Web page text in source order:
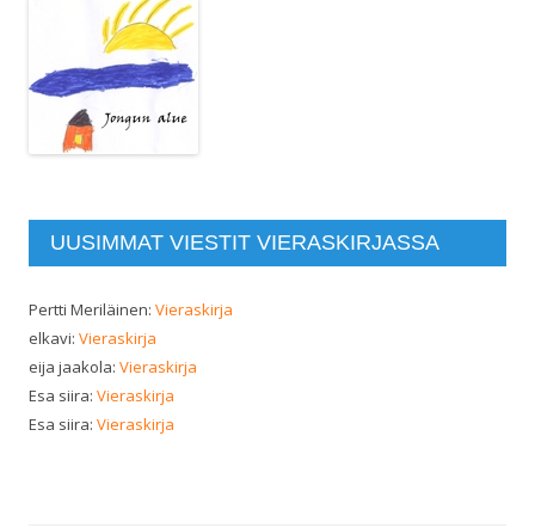
UUSIMMAT VIESTIT VIERASKIRJASSA
Pertti Meriläinen: Vieraskirja
elkavi: Vieraskirja
eija jaakola: Vieraskirja
Esa siira: Vieraskirja
Esa siira: Vieraskirja